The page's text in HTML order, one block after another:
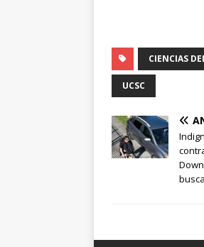
CIENCIAS
UCSC